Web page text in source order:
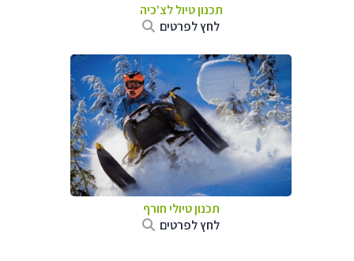
תכנון טיול לצ'כיה
לחץ לפרטים
תכנון טיולי חורף
לחץ לפרטים